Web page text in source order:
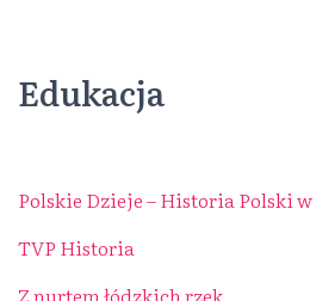
Edukacja
Polskie Dzieje – Historia Polski
TVP Historia
Z nurtem łódzkich rzek